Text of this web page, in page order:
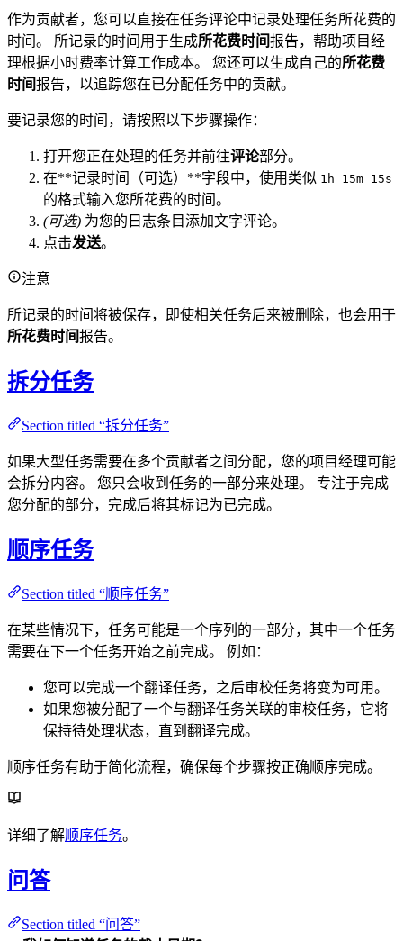
作为贡献者，您可以直接在任务评论中记录处理任务所花费的
时间。 所记录的时间用于生成所花费时间报告，帮助项目经
理根据小时费率计算工作成本。 您还可以生成自己的所花费
时间报告，以追踪您在已分配任务中的贡献。
要记录您的时间，请按照以下步骤操作：
打开您正在处理的任务并前往评论部分。
在**记录时间（可选）**字段中，使用类似 1h 15m 15s
的格式输入您所花费的时间。
(可选) 为您的日志条目添加文字评论。
点击发送。
注意
所记录的时间将被保存，即使相关任务后来被删除，也会用于
所花费时间报告。
拆分任务
Section titled “拆分任务”
如果大型任务需要在多个贡献者之间分配，您的项目经理可能
会拆分内容。 您只会收到任务的一部分来处理。 专注于完成
您分配的部分，完成后将其标记为已完成。
顺序任务
Section titled “顺序任务”
在某些情况下，任务可能是一个序列的一部分，其中一个任务
需要在下一个任务开始之前完成。 例如：
您可以完成一个翻译任务，之后审校任务将变为可用。
如果您被分配了一个与翻译任务关联的审校任务，它将
保持待处理状态，直到翻译完成。
顺序任务有助于简化流程，确保每个步骤按正确顺序完成。
详细了解顺序任务。
问答
Section titled “问答”